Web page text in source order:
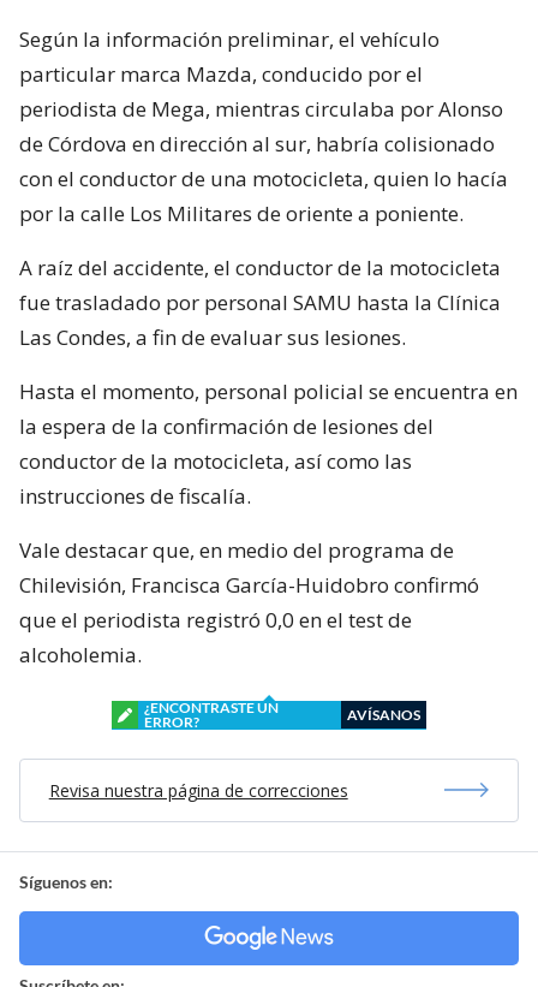
Según la información preliminar, el vehículo
particular marca Mazda, conducido por el
periodista de Mega, mientras circulaba por Alonso
de Córdova en dirección al sur, habría colisionado
con el conductor de una motocicleta, quien lo hacía
por la calle Los Militares de oriente a poniente.
A raíz del accidente, el conductor de la motocicleta
fue trasladado por personal SAMU hasta la Clínica
Las Condes, a fin de evaluar sus lesiones.
Hasta el momento, personal policial se encuentra en
la espera de la confirmación de lesiones del
conductor de la motocicleta, así como las
instrucciones de fiscalía.
Vale destacar que, en medio del programa de
Chilevisión, Francisca García-Huidobro confirmó
que el periodista registró 0,0 en el test de
alcoholemia.
¿ENCONTRASTE UN
ERROR?
AVÍSANOS
Revisa nuestra página de correcciones
Síguenos en: